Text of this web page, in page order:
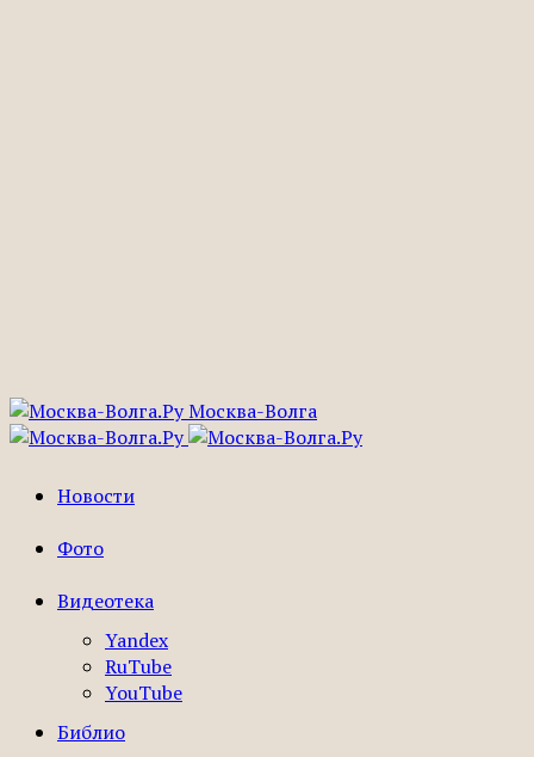
Москва-Волга
Новости
Фото
Видеотека
Yandex
RuTube
YouTube
Библио